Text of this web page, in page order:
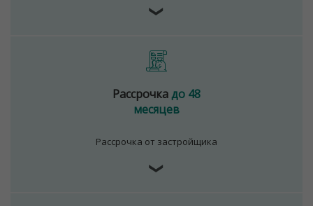
❯
Рассрочкадо 48
месяцев
Рассрочка от застройщика
❯